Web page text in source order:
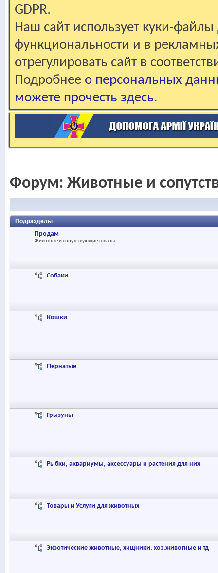
GDPR.
Наш сайт использует куки-файлы
функциональности и в
отрегулировать сайт в
Подробнее о персональных
можете прочесть здесь.
Форум: Животные и
Подразделы
Продам
Животные и сопутствующие товары
Собаки
Кошки
Пернатые
Грызуны
Рыбки, аквариумы, аксессуары и растения для них
Товары и Услуги для животных
Экзотические животные, хищники, хоз.животные и тд